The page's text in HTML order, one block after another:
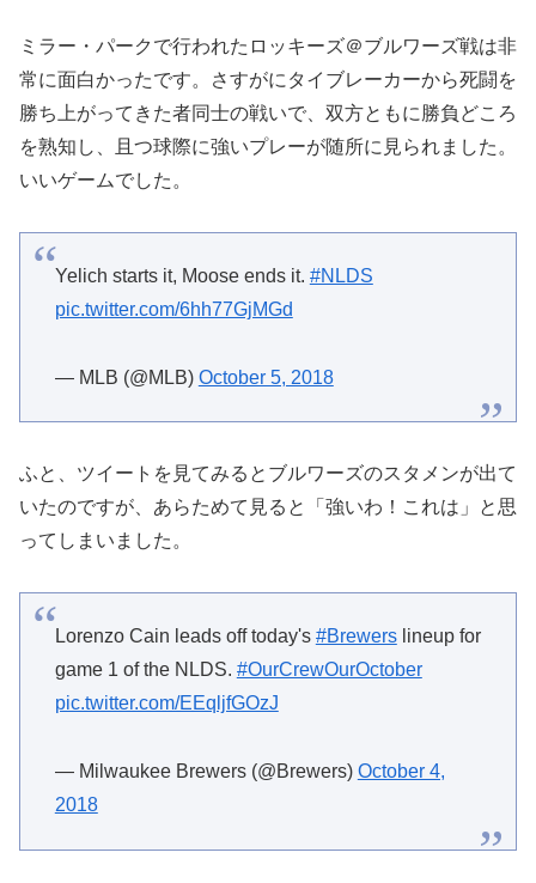
ミラー・パークで行われたロッキーズ＠ブルワーズ戦は非
常に面白かったです。さすがにタイブレーカーから死闘を
勝ち上がってきた者同士の戦いで、双方ともに勝負どころ
を熟知し、且つ球際に強いプレーが随所に見られました。
いいゲームでした。
Yelich starts it, Moose ends it. #NLDS
pic.twitter.com/6hh77GjMGd
— MLB (@MLB) October 5, 2018
ふと、ツイートを見てみるとブルワーズのスタメンが出て
いたのですが、あらためて見ると「強いわ！これは」と思
ってしまいました。
Lorenzo Cain leads off today's #Brewerslineup for
game 1 of the NLDS. #OurCrewOurOctober
pic.twitter.com/EEqljfGOzJ
— Milwaukee Brewers (@Brewers) October 4,
2018